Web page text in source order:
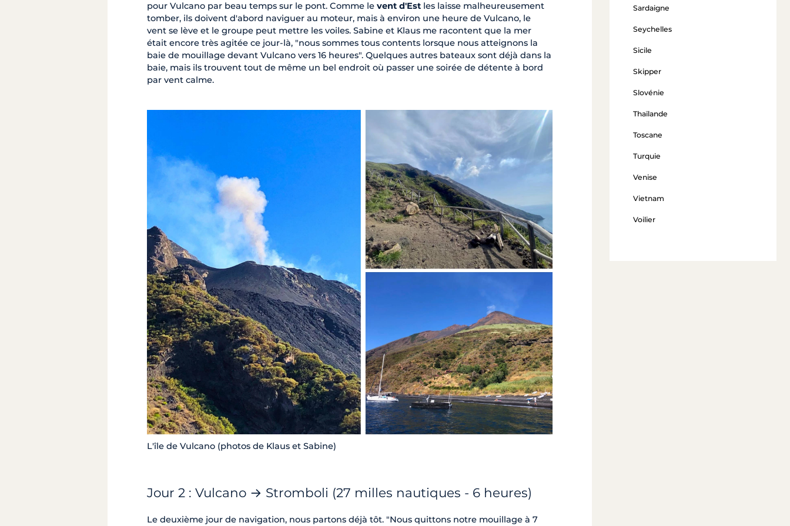
pour Vulcano par beau temps sur le pont. Comme le vent d'Est les laisse malheureusement
tomber, ils doivent d'abord naviguer au moteur, mais à environ une heure de Vulcano, le
vent se lève et le groupe peut mettre les voiles. Sabine et Klaus me racontent que la mer
était encore très agitée ce jour-là, "nous sommes tous contents lorsque nous atteignons la
baie de mouillage devant Vulcano vers 16 heures". Quelques autres bateaux sont déjà dans la
baie, mais ils trouvent tout de même un bel endroit où passer une soirée de détente à bord
par vent calme.
L'île de Vulcano (photos de Klaus et Sabine)
Jour 2 : Vulcano → Stromboli (27 milles nautiques - 6 heures)
Le deuxième jour de navigation, nous partons déjà tôt. "Nous quittons notre mouillage à 7
Sardaigne
Seychelles
Sicile
Skipper
Slovénie
Thaïlande
Toscane
Turquie
Venise
Vietnam
Voilier